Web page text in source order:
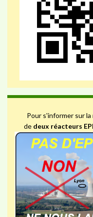
Pour s'informer sur
de deux réacteurs